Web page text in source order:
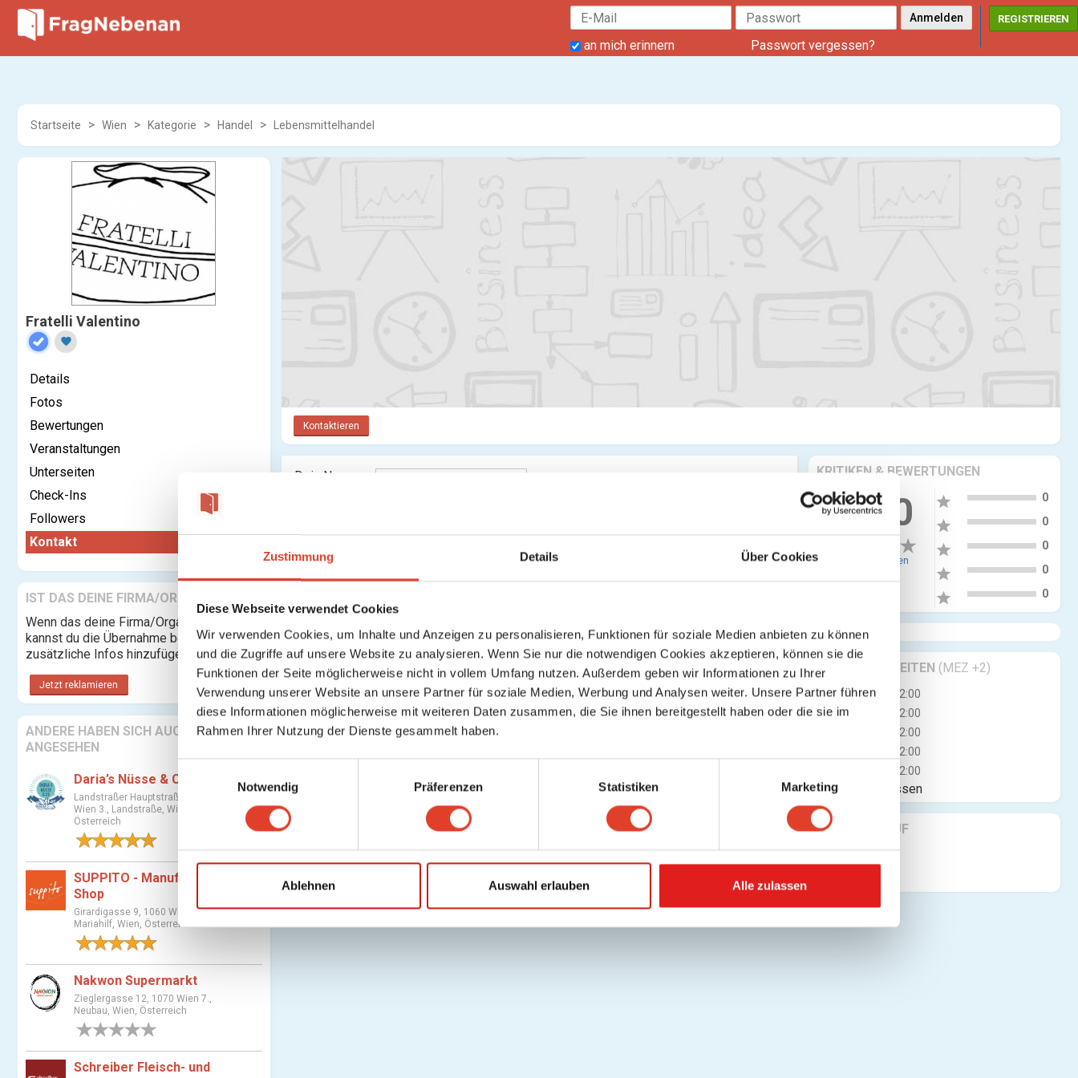
Zustimmung Details Über Cookies
Diese Webseite verwendet Cookies
Wir verwenden Cookies, um Inhalte und Anzeigen zu personalisieren, Funktionen für soziale Medien anbieten zu können
und die Zugriffe auf unsere Website zu analysieren. Wenn Sie nur die notwendigen Cookies akzeptieren, können sie die
Funktionen der Seite möglicherweise nicht in vollem Umfang nutzen. Außerdem geben wir Informationen zu Ihrer
Verwendung unserer Website an unsere Partner für soziale Medien, Werbung und Analysen weiter. Unsere Partner führen
diese Informationen möglicherweise mit weiteren Daten zusammen, die Sie ihnen bereitgestellt haben oder die sie im
Rahmen Ihrer Nutzung der Dienste gesammelt haben.
i
l
l
g
g
s
a
Notwendig Präferenzen Statistiken Marketing
Ablehnen Auswahl erlauben Alle zulassen
an mich erinnern Passwort vergessen?
REGISTRIEREN
Startseite Wien Kategorie Handel Lebensmittelhandel
Fratelli Valentino
favorite
Details
Fotos
Bewertungen
Veranstaltungen
Unterseiten
Check-Ins
Followers
Kontakt
IST DAS DEINE FIRMA/ORGANISATION?
Wenn das deine Firma/Organisation ist,
kannst du die Übernahme beantragen und
zusätzliche Infos hinzufügen.
Jetzt reklamieren
ANDERE HABEN SICH AUCH
ANGESEHEN
Daria’s Nüsse & Co
Landstraßer Hauptstraße 81, 1030
Wien 3., Landstraße, Wien,
Österreich
SUPPITO - Manufaktur &
Shop
Girardigasse 9, 1060 Wien 6.,
Mariahilf, Wien, Österreich
Nakwon Supermarkt
Zieglergasse 12, 1070 Wien 7.,
Neubau, Wien, Österreich
Schreiber Fleisch- und
Kontaktieren
KRITIKEN & BEWERTUNGEN
0.00
0 Bewertungen
star 0
star 0
star 0
star 0
star 0
GESCHÄFTSZEITEN (MEZ +2)
Di
12:00 - 22:00
Mi
12:00 - 22:00
12:00 - 22:00
12:00 - 22:00
12:00 - 22:00
Jetzt geschlossen
FINDE UNS AUF
Dein Name:
Nachricht:
Senden